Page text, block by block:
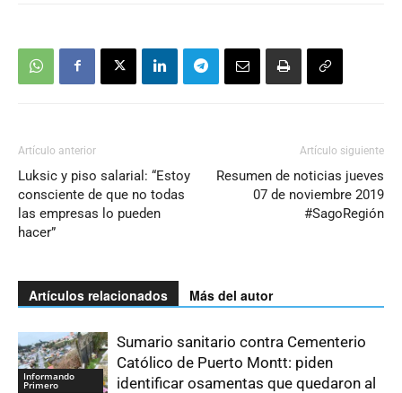
Artículo anterior
Luksic y piso salarial: “Estoy
consciente de que no todas
las empresas lo pueden
hacer”
Artículo siguiente
Resumen de noticias jueves
07 de noviembre 2019
#SagoRegión
Artículos relacionados Más del autor
Informando
Primero
Sumario sanitario contra Cementerio
Católico de Puerto Montt: piden
identificar osamentas que quedaron al